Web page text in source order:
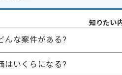
徴
20代活躍中 , 30代活躍
PHPを用いた開発歴3年以上
DB設計経験3年以上
知りたい
んな案件がある?
はいくらになる?